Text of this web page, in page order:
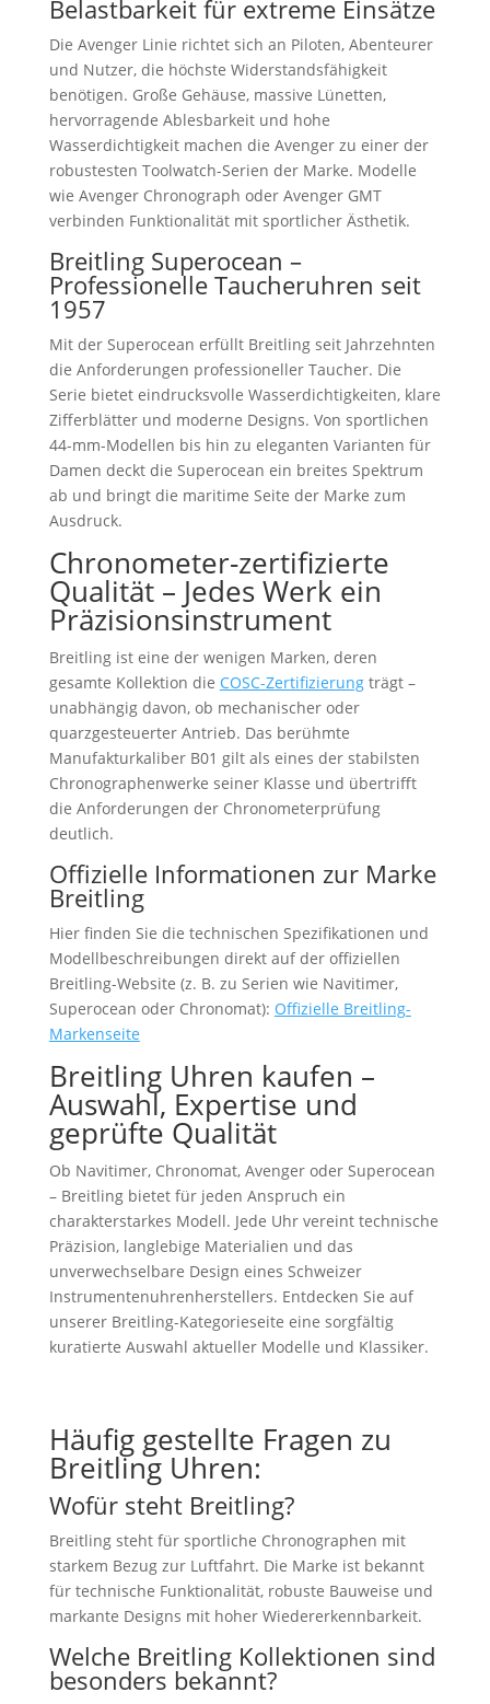
Belastbarkeit für extreme Einsätze
Die Avenger Linie richtet sich an Piloten, Abenteurer
und Nutzer, die höchste Widerstandsfähigkeit
benötigen. Große Gehäuse, massive Lünetten,
hervorragende Ablesbarkeit und hohe
Wasserdichtigkeit machen die Avenger zu einer der
robustesten Toolwatch-Serien der Marke. Modelle
wie Avenger Chronograph oder Avenger GMT
verbinden Funktionalität mit sportlicher Ästhetik.
Breitling Superocean –
Professionelle Taucheruhren seit
1957
Mit der Superocean erfüllt Breitling seit Jahrzehnten
die Anforderungen professioneller Taucher. Die
Serie bietet eindrucksvolle Wasserdichtigkeiten, klare
Zifferblätter und moderne Designs. Von sportlichen
44-mm-Modellen bis hin zu eleganten Varianten für
Damen deckt die Superocean ein breites Spektrum
ab und bringt die maritime Seite der Marke zum
Ausdruck.
Chronometer-zertifizierte
Qualität – Jedes Werk ein
Präzisionsinstrument
Breitling ist eine der wenigen Marken, deren
gesamte Kollektion die COSC-Zertifizierungträgt –
unabhängig davon, ob mechanischer oder
quarzgesteuerter Antrieb. Das berühmte
Manufakturkaliber B01 gilt als eines der stabilsten
Chronographenwerke seiner Klasse und übertrifft
die Anforderungen der Chronometerprüfung
deutlich.
Offizielle Informationen zur Marke
Breitling
Hier finden Sie die technischen Spezifikationen und
Modellbeschreibungen direkt auf der offiziellen
Breitling-Website (z. B. zu Serien wie Navitimer,
Superocean oder Chronomat): Offizielle Breitling-
Markenseite
Breitling Uhren kaufen –
Auswahl, Expertise und
geprüfte Qualität
Ob Navitimer, Chronomat, Avenger oder Superocean
– Breitling bietet für jeden Anspruch ein
charakterstarkes Modell. Jede Uhr vereint technische
Präzision, langlebige Materialien und das
unverwechselbare Design eines Schweizer
Instrumentenuhrenherstellers. Entdecken Sie auf
unserer Breitling-Kategorieseite eine sorgfältig
kuratierte Auswahl aktueller Modelle und Klassiker.
Häufig gestellte Fragen zu
Breitling Uhren:
Wofür steht Breitling?
Breitling steht für sportliche Chronographen mit
starkem Bezug zur Luftfahrt. Die Marke ist bekannt
für technische Funktionalität, robuste Bauweise und
markante Designs mit hoher Wiedererkennbarkeit.
Welche Breitling Kollektionen sind
besonders bekannt?